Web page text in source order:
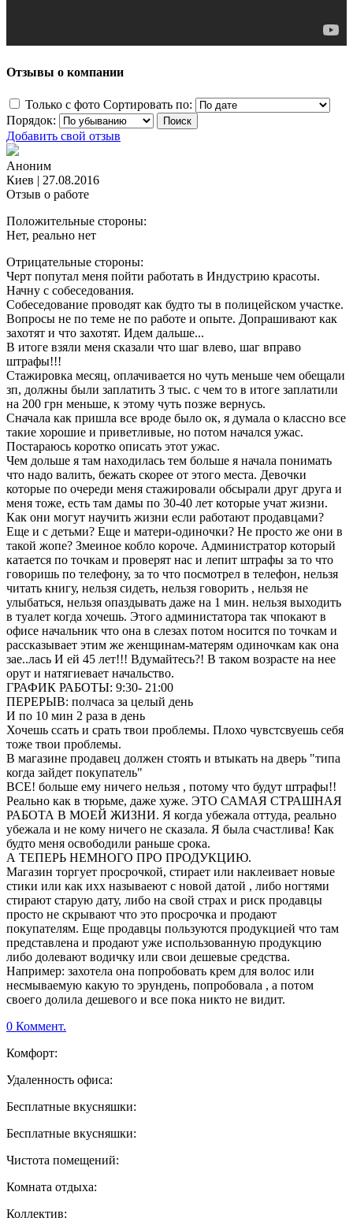
Отзывы о компании
Только с фото Сортировать по:
Порядок:
Добавить свой отзыв
Аноним
Киев | 27.08.2016
Отзыв о работе
Положительные стороны:
Нет, реально нет
Отрицательные стороны:
Черт попутал меня пойти работать в Индустрию красоты.
Начну с собеседования.
Собеседование проводят как будто ты в полицейском участке.
Вопросы не по теме не по работе и опыте. Допрашивают как
захотят и что захотят. Идем дальше...
В итоге взяли меня сказали что шаг влево, шаг вправо
штрафы!!!
Стажировка месяц, оплачивается но чуть меньше чем обещали
зп, должны были заплатить 3 тыс. с чем то в итоге заплатили
на 200 грн меньше, к этому чуть позже вернусь.
Сначала как пришла все вроде было ок, я думала о классно все
такие хорошие и приветливые, но потом начался ужас.
Постараюсь коротко описать этот ужас.
Чем дольше я там находилась тем больше я начала понимать
что надо валить, бежать скорее от этого места. Девочки
которые по очереди меня стажировали обсырали друг друга и
меня тоже, есть там дамы по 30-40 лет которые учат жизни.
Как они могут научить жизни если работают продавцами?
Еще и с детьми? Еще и матери-одиночки? Не просто же они в
такой жопе? Змеиное кобло короче. Администратор который
катается по точкам и проверят нас и лепит штрафы за то что
говоришь по телефону, за то что посмотрел в телефон, нельзя
читать книгу, нельзя сидеть, нельзя говорить , нельзя не
улыбаться, нельзя опаздывать даже на 1 мин. нельзя выходить
в туалет когда хочешь. Этого администатора так чпокают в
офисе начальник что она в слезах потом носится по точкам и
рассказывает этим же женщинам-матерям одиночкам как она
зае..лась И ей 45 лет!!! Вдумайтесь?! В таком возрасте на нее
орут и натягиевает начальство.
ГРАФИК РАБОТЫ: 9:30- 21:00
ПЕРЕРЫВ: полчаса за целый день
И по 10 мин 2 раза в день
Хочешь ссать и срать твои проблемы. Плохо чувстсвуешь себя
тоже твои проблемы.
В магазине продавец должен стоять и втыкать на дверь "типа
когда зайдет покупатель"
ВСЕ! больше ему ничего нельзя , потому что будут штрафы!!
Реально как в тюрьме, даже хуже. ЭТО САМАЯ СТРАШНАЯ
РАБОТА В МОЕЙ ЖИЗНИ. Я когда убежала оттуда, реально
убежала и не кому ничего не сказала. Я была счастлива! Как
будто меня освободили раньше срока.
А ТЕПЕРЬ НЕМНОГО ПРО ПРОДУКЦИЮ.
Магазин торгует просрочкой, стирает или наклеивает новые
стики или как ихх называеют с новой датой , либо ногтями
стирают старую дату, либо на свой страх и риск продавцы
просто не скрывают что это просрочка и продают
покупателям. Еще продавцы пользуются продукцией что там
представлена и продают уже использованную продукцию
либо долевают водичку или свои дешевые средства.
Например: захотела она попробовать крем для волос или
несмываемую какую то эрундень, попробовала , а потом
своего долила дешевого и все пока никто не видит.
0 Коммент.
Комфорт:
Удаленность офиса:
Бесплатные вкусняшки:
Бесплатные вкусняшки:
Чистота помещений:
Комната отдыха:
Коллектив: